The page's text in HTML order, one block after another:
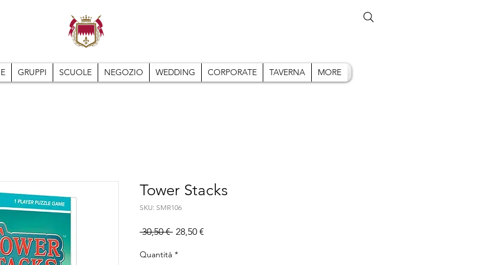
GRUPPI SCUOLE NEGOZIO WEDDING CORPORATE TAVERNA MORE
Tower Stacks
SKU: SMR106
30,50 € Prezzo
28,50 €
Quantità *